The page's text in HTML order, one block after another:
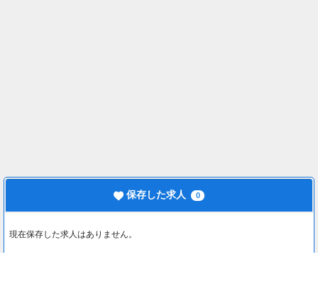
保存した求人 0
現在保存した求人はありません。